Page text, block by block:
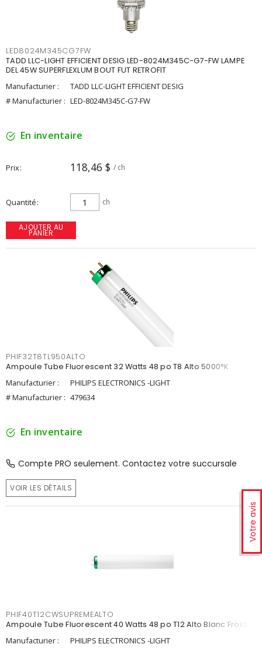
Votre avis
LED8024M345CG7FW
TADD LLC-LIGHT EFFICIENT DESIG LED-8024M345C-G7-FW LAMPE
DEL 45W SUPERFLEXLUM BOUT FUT RETROFIT
Manufacturier :
TADD LLC-LIGHT EFFICIENT DESIG
# Manufacturier : LED-8024M345C-G7-FW
En inventaire
Prix 118,46 $ / ch
Quantité ch
AJOUTER AU
PANIER
PHIF32T8TL950ALTO
Ampoule Tube Fluorescent 32 Watts 48 po T8 Alto 5000°K
Manufacturier :
PHILIPS ELECTRONICS -LIGHT
# Manufacturier : 479634
En inventaire
Compte PRO seulement. Contactez votre succursale
VOIR LES DÉTAILS
PHIF40T12CWSUPREMEALTO
Ampoule Tube Fluorescent 40 Watts 48 po T12 Alto Blanc Froid
Manufacturier :
PHILIPS ELECTRONICS -LIGHT